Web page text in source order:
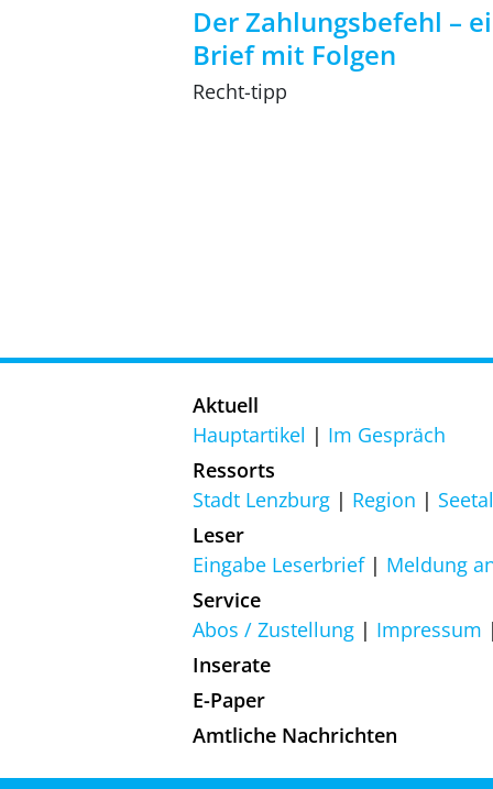
Der Zahlungsbefehl –
Brief mit Folgen
Recht-tipp
Aktuell
Hauptartikel
Im Gespräch
Ressorts
Stadt Lenzburg
Region
Leser
Eingabe Leserbrief
Meldung
Service
Abos / Zustellung
Impressum
Inserate
E-Paper
Amtliche Nachrichten